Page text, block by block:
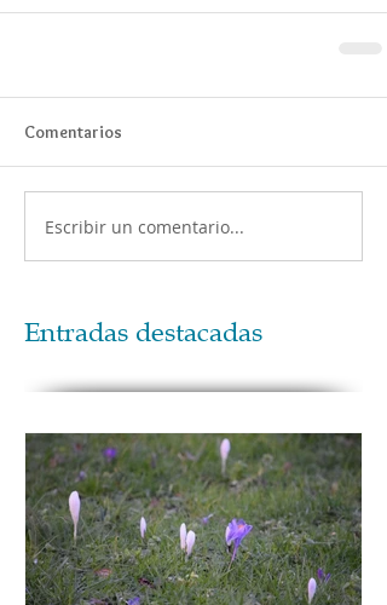
Comentarios
Escribir un comentario...
Entradas destacadas